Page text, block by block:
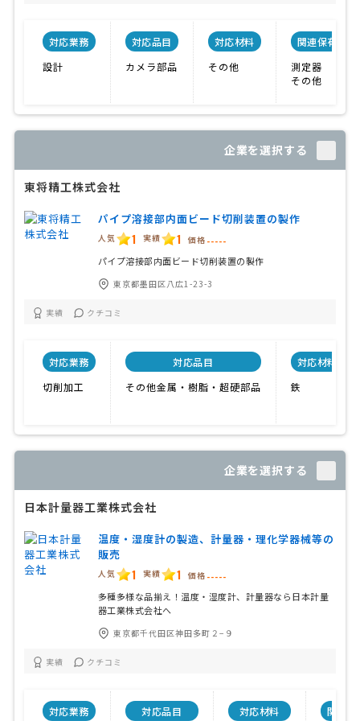
対応業務
設計
対応品目
カメラ部品
対応材料
その他
関連保有設備
測定器
その他
企業を選択する
東将精工株式会社
パイプ溶接部内面ビード切削装置の製作
人気 1 実績 1 価格 -----
パイプ溶接部内面ビード切削装置の製作
東京都墨田区八広1-23-3
実績 クチコミ
対応業務
切削加工
対応品目
その他金属・樹脂・超硬部品
対応材料
鉄
企業を選択する
日本計量器工業株式会社
温度・湿度計の製造、計量器・理化学器械等の
販売
人気 1 実績 1 価格 -----
多種多様な品揃え！温度・湿度計、計量器なら日本計量
器工業株式会社へ
東京都千代田区神田多町２−９
実績 クチコミ
対応業務
対応品目
対応材料
関連保